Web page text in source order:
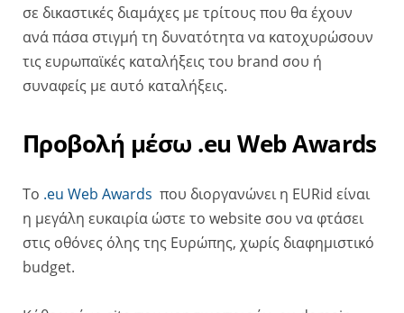
σε δικαστικές διαμάχες με τρίτους που θα έχουν
ανά πάσα στιγμή τη δυνατότητα να κατοχυρώσουν
τις ευρωπαϊκές καταλήξεις του brand σου ή
συναφείς με αυτό καταλήξεις.
Προβολή μέσω .eu Web Awards
Το .eu Web Awards που διοργανώνει η EURid είναι
η μεγάλη ευκαιρία ώστε το website σου να φτάσει
στις οθόνες όλης της Ευρώπης, χωρίς διαφημιστικό
budget.